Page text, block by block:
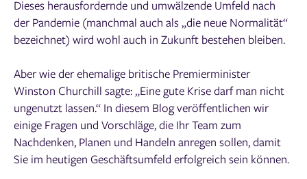
Dieses herausfordernde und umwälzende Umfeld nach
der Pandemie (manchmal auch als „die neue Normalität“
bezeichnet) wird wohl auch in Zukunft bestehen bleiben.
Aber wie der ehemalige britische Premierminister
Winston Churchill sagte: „Eine gute Krise darf man nicht
ungenutzt lassen.“ In diesem Blog veröffentlichen wir
einige Fragen und Vorschläge, die Ihr Team zum
Nachdenken, Planen und Handeln anregen sollen, damit
Sie im heutigen Geschäftsumfeld erfolgreich sein können.